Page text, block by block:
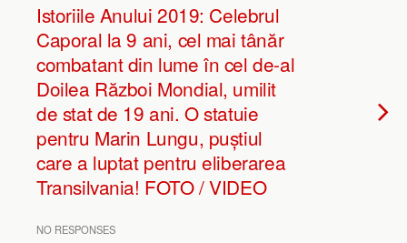
Istoriile Anului 2019: Celebrul
Caporal la 9 ani, cel mai tânăr
combatant din lume în cel de-al
Doilea Război Mondial, umilit
de stat de 19 ani. O statuie
pentru Marin Lungu, puștiul
care a luptat pentru eliberarea
Transilvania! FOTO / VIDEO
NO RESPONSES